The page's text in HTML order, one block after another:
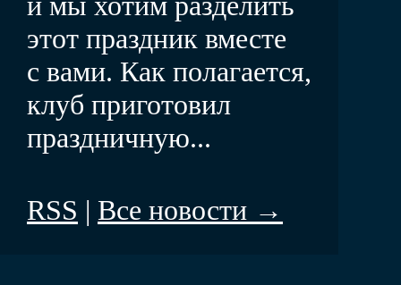
этот праздник вместе
с вами. Как полагается,
клуб приготовил
праздничную...
RSS | Все новости →